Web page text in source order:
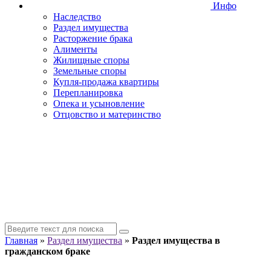
Инфо
Наследство
Раздел имущества
Расторжение брака
Алименты
Жилищные споры
Земельные споры
Купля-продажа квартиры
Перепланировка
Опека и усыновление
Отцовство и материнство
Главная » Раздел имущества » Раздел имущества в
гражданском браке